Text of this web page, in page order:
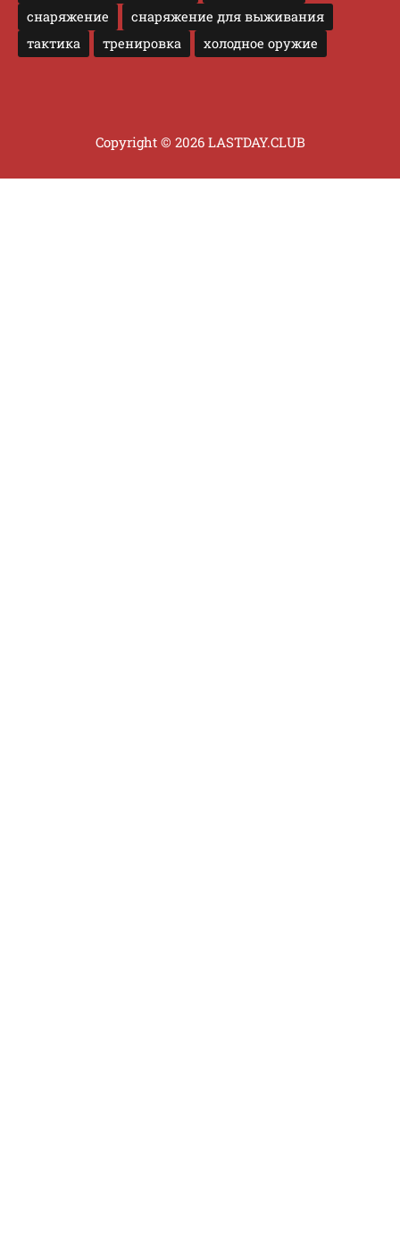
снаряжение
снаряжение для выживания
тактика
тренировка холодное оружие
Copyright © 2026 LASTDAY.CLUB